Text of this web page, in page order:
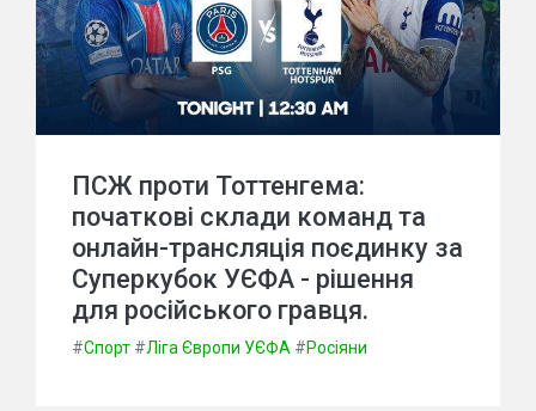
ПСЖ проти Тоттенгема:
початкові склади команд та
онлайн-трансляція поєдинку за
Суперкубок УЄФА - рішення
для російського гравця.
#Спорт #Ліга Європи УЄФА #Росіяни